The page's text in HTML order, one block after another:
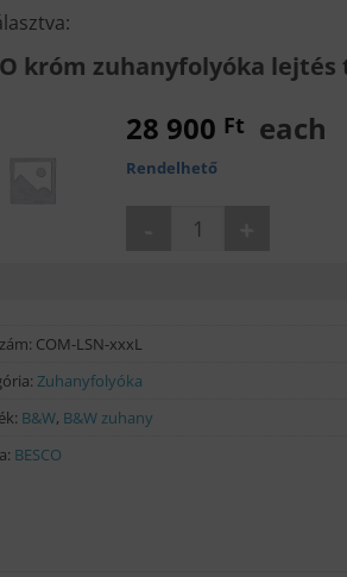
króm zuhanyfolyóka lejtés
28 900 Ft each
Rendelhető
NEO króm zuhanyfolyóka
COM-LSN-xxxL
Zuhanyfolyóka
B&W, B&W zuhany
BESCO